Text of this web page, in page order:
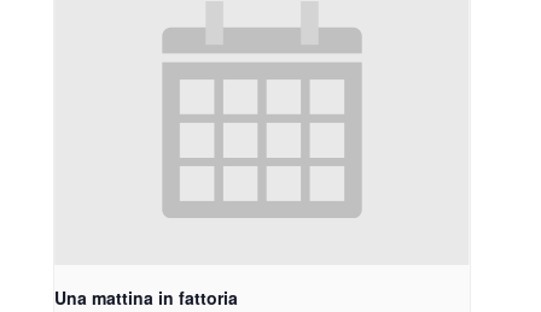
Una mattina in fattoria